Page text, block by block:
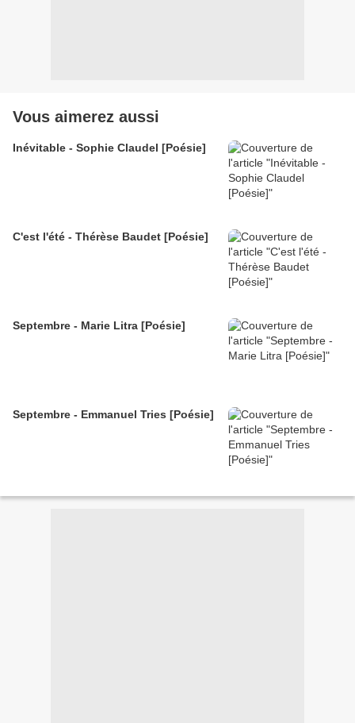
Vous aimerez aussi
Inévitable - Sophie Claudel [Poésie]
C'est l'été - Thérèse Baudet [Poésie]
Septembre - Marie Litra [Poésie]
Septembre - Emmanuel Tries [Poésie]